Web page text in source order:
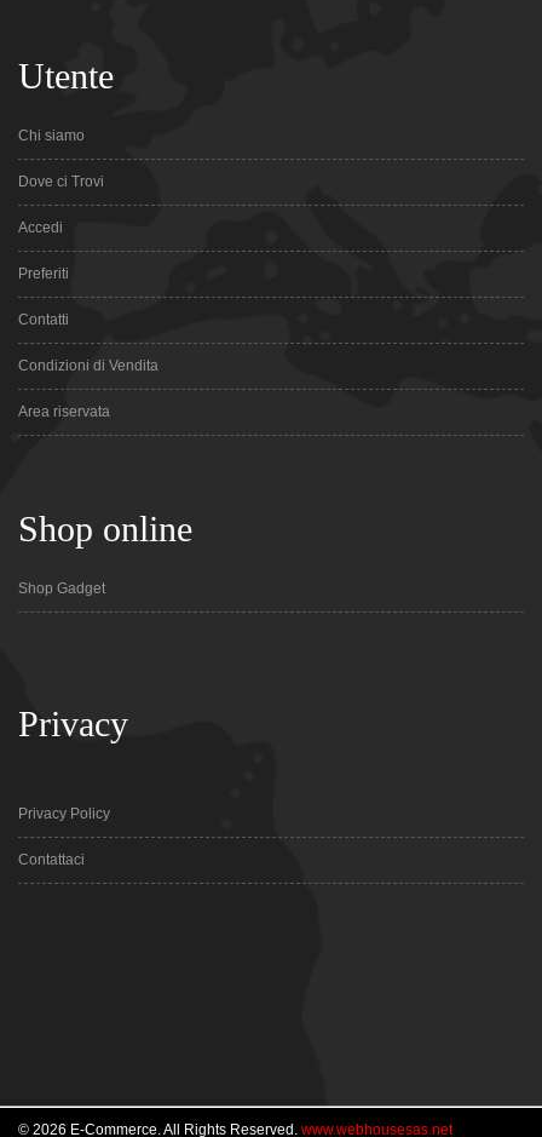
Utente
Chi siamo
Dove ci Trovi
Accedi
Preferiti
Contatti
Condizioni di Vendita
Area riservata
Shop online
Shop Gadget
Privacy
Privacy Policy
Contattaci
© 2026 E-Commerce. All Rights Reserved. www.webhousesas.net